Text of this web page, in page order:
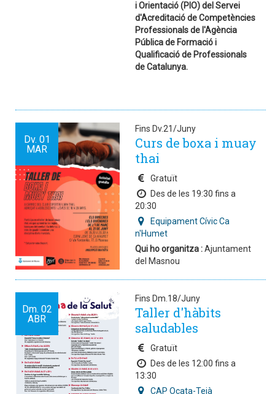
i Orientació (PIO) del Servei
d'Acreditació de Competències
Professionals de l'Agència
Pública de Formació i
Qualificació de Professionals
de Catalunya.
Dv. 01
MAR
Fins Dv.21/Juny
Curs de boxa i muay
thai
Gratuït
Des de les 19:30 fins a
20:30
Equipament Cívic Ca
n'Humet
Qui ho organitza :Ajuntament
del Masnou
Dm. 02
ABR
Fins Dm.18/Juny
Taller d'hàbits
saludables
Gratuït
Des de les 12:00 fins a
13:30
CAP Ocata-Teià